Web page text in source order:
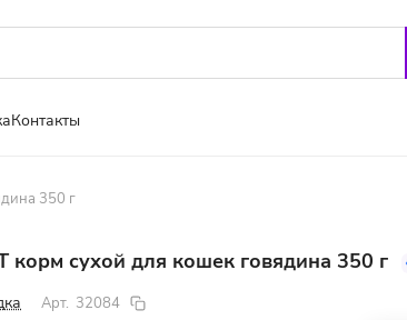
Контакты
350 г
корм сухой для кошек говядина 350 г
Арт. 32084